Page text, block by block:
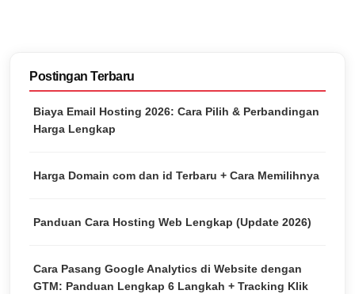
Postingan Terbaru
Biaya Email Hosting 2026: Cara Pilih & Perbandingan
Harga Lengkap
Harga Domain com dan id Terbaru + Cara Memilihnya
Panduan Cara Hosting Web Lengkap (Update 2026)
Cara Pasang Google Analytics di Website dengan
GTM: Panduan Lengkap 6 Langkah + Tracking Klik